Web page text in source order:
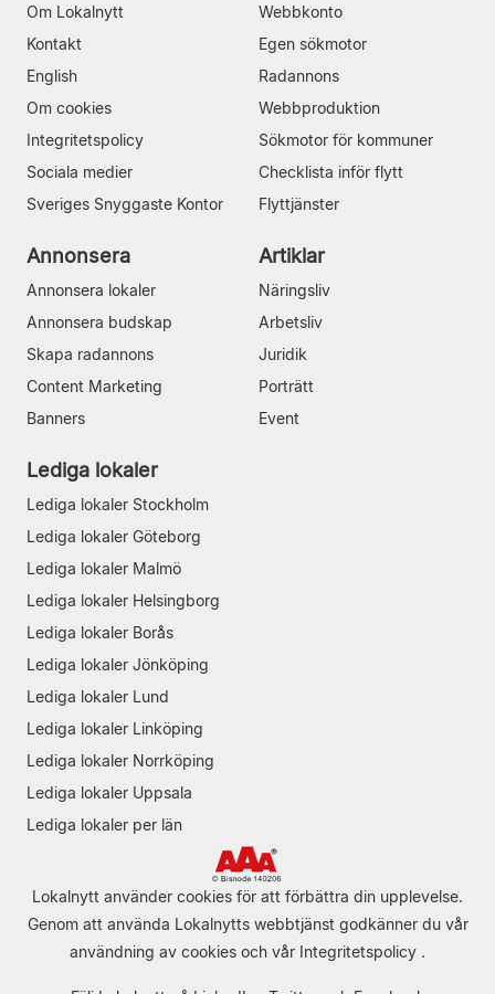
Om Lokalnytt
Kontakt
English
Om cookies
Integritetspolicy
Sociala medier
Sveriges Snyggaste Kontor
Webbkonto
Egen sökmotor
Radannons
Webbproduktion
Sökmotor för kommuner
Checklista inför flytt
Flyttjänster
Annonsera
Annonsera lokaler
Annonsera budskap
Skapa radannons
Content Marketing
Banners
Artiklar
Näringsliv
Arbetsliv
Juridik
Porträtt
Event
Lediga lokaler
Lediga lokaler Stockholm
Lediga lokaler Göteborg
Lediga lokaler Malmö
Lediga lokaler Helsingborg
Lediga lokaler Borås
Lediga lokaler Jönköping
Lediga lokaler Lund
Lediga lokaler Linköping
Lediga lokaler Norrköping
Lediga lokaler Uppsala
Lediga lokaler per län
Lokalnytt använder cookies för att förbättra din upplevelse.
Genom att använda Lokalnytts webbtjänst godkänner du vår
användning av cookies och vår Integritetspolicy .